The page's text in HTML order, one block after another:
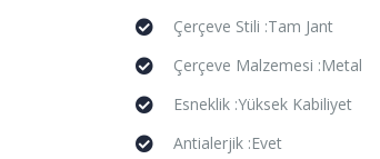
Çerçeve Stili :Tam Jant
Çerçeve Malzemesi :Metal
Esneklik :Yüksek Kabiliyet
Antialerjik :Evet